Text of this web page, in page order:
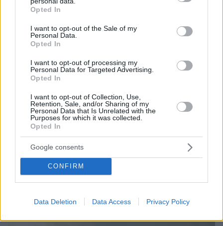
grant or deny consent to Google and its third-party tags to
use your data for below specified purposes in below Google
consent section.
Opted In
I want to opt-out of the Sale of my
Personal Data.
Opted In
I want to opt-out of processing my
Personal Data for Targeted Advertising.
Opted In
I want to opt-out of Collection, Use,
Retention, Sale, and/or Sharing of my
Personal Data that Is Unrelated with the
Purposes for which it was collected.
Opted In
Google consents
CONFIRM
Data Deletion Data Access Privacy Policy
Ξεκίνησαν οι δοκιμές σε ανθρώπους
Zendaya και Tom Holland: Γιόρτασαν τον γάμο τους με
ένα άκρως ιδιωτικό πάρτι στην αγγλική εξοχή
πριν 32 λεπτά
Φωτιά στην Αττικοβοιωτία: Πάνω από 61.500
στρέμματα κάηκαν τις νυχτερινές ώρες, δείτε χάρτες
πριν 35 λεπτά
ΔΕΙΤΕ ΟΛΕΣ ΤΙΣ ΕΙΔΗΣΕΙΣ
ΤΑ ΠΙΟ ΔΗΜΟΦΙΛΗ